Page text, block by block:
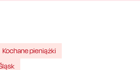
Kochane pieniążki